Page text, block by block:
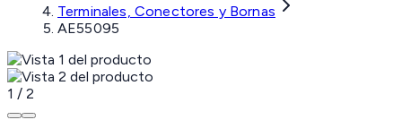
Terminales, Conectores y Bornas
AE55095
1 / 2